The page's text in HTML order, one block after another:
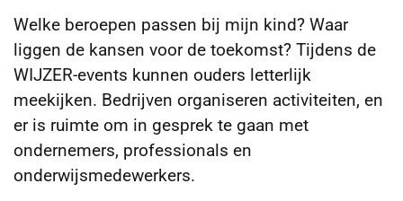
Welke beroepen passen bij mijn kind? Waar
liggen de kansen voor de toekomst? Tijdens de
WIJZER-events kunnen ouders letterlijk
meekijken. Bedrijven organiseren activiteiten, en
er is ruimte om in gesprek te gaan met
ondernemers, professionals en
onderwijsmedewerkers.